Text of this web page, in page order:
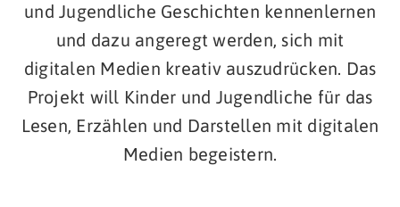
und Jugendliche Geschichten kennenlernen
und dazu angeregt werden, sich mit
digitalen Medien kreativ auszudrücken. Das
Projekt will Kinder und Jugendliche für das
Lesen, Erzählen und Darstellen mit digitalen
Medien begeistern.